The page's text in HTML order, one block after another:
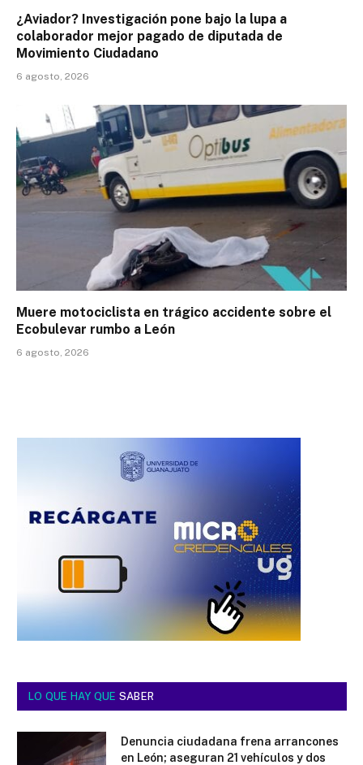
¿Aviador? Investigación pone bajo la lupa a
colaborador mejor pagado de diputada de
Movimiento Ciudadano
6 agosto, 2026
Muere motociclista en trágico accidente sobre el
Ecobulevar rumbo a León
6 agosto, 2026
LO QUE HAY QUE SABER
Denuncia ciudadana frena arrancones
en León; aseguran 21 vehículos y dos